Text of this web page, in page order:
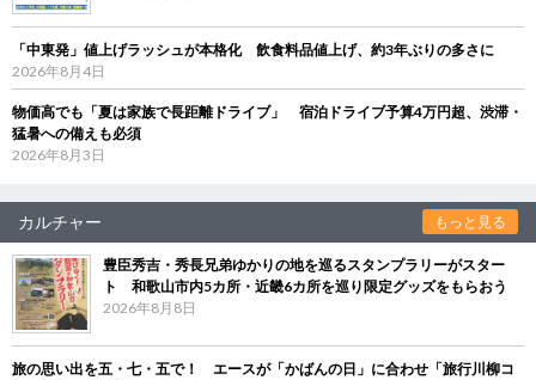
「中東発」値上げラッシュが本格化 飲食料品値上げ、約3年ぶりの多さに
2026年8月4日
物価高でも「夏は家族で長距離ドライブ」 宿泊ドライブ予算4万円超、渋滞・
猛暑への備えも必須
2026年8月3日
カルチャー もっと見る
豊臣秀吉・秀長兄弟ゆかりの地を巡るスタンプラリーがスター
ト 和歌山市内5カ所・近畿6カ所を巡り限定グッズをもらおう
2026年8月8日
旅の思い出を五・七・五で！ エースが「かばんの日」に合わせ「旅行川柳コ